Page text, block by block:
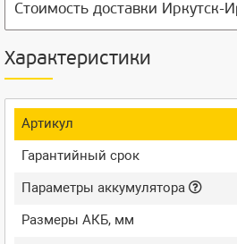
Стоимость доставки Иркутск-
Характеристики
Артикул
Гарантийный срок
Параметры аккумулятора
Размеры АКБ, мм